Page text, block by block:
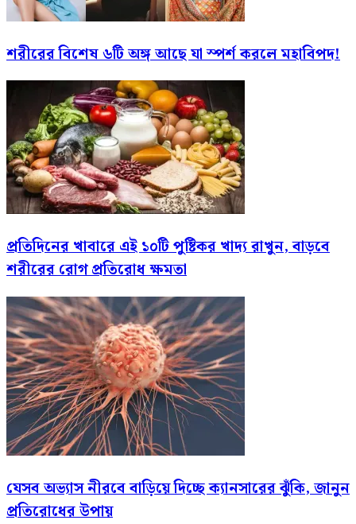
শরীরের বিশেষ ৬টি অঙ্গ আছে যা স্পর্শ করলে মহাবিপদ!
প্রতিদিনের খাবারে এই ১০টি পুষ্টিকর খাদ্য রাখুন, বাড়বে
শরীরের রোগ প্রতিরোধ ক্ষমতা
যেসব অভ্যাস নীরবে বাড়িয়ে দিচ্ছে ক্যানসারের ঝুঁকি, জানুন
প্রতিরোধের উপায়